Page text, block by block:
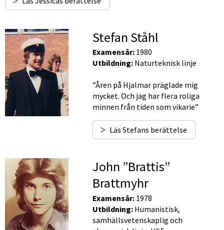
Stefan Ståhl
Examensår: 1980
Utbildning: Naturteknisk linje
”Åren på Hjalmar präglade mig
mycket. Och jag har flera roliga
minnen från tiden som vikarie”
Läs Stefans berättelse
John ”Brattis”
Brattmyhr
Examensår: 1978
Utbildning: Humanistisk,
samhällsvetenskaplig och